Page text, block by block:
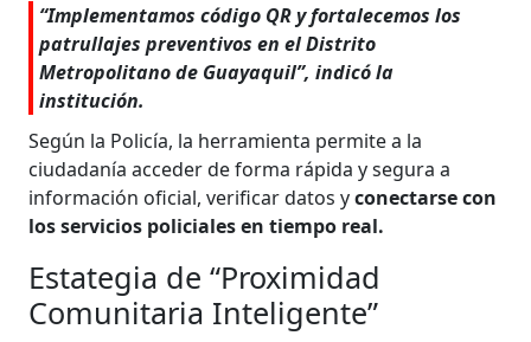
“Implementamos código QR y fortalecemos los
patrullajes preventivos en el Distrito
Metropolitano de Guayaquil”, indicó la
institución.
Según la Policía, la herramienta permite a la
ciudadanía acceder de forma rápida y segura a
información oficial, verificar datos yconectarse con
los servicios policiales en tiempo real.
Estategia de “Proximidad
Comunitaria Inteligente”